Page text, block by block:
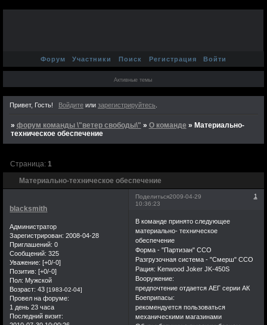
Форум Участники Поиск Регистрация Войти
Активные темы
Привет, Гость! Войдитеили зарегистрируйтесь
» форум команды \"ветер свободы\" » О команде » Материально-
техническое обеспечение
Материально-техническое обеспечение
Страница: 1
Поделиться 1
2009-04-29
10:36:23
blacksmith
Администратор
Зарегистрирован: 2008-04-28
Приглашений: 0
Сообщений: 325
Уважение: [+0/-0]
Позитив: [+0/-0]
Пол: Мужской
Возраст: 43[1983-02-04]
Провел на форуме:
1 день 23 часа
Последний визит:
В команде принято следующее
материально- техническое
обеспечение
Форма - "Партизан" ССО
Разгрузочная система - "Смерш" ССО
Рация: Kenwood Joker JK-450S
Вооружение:
предпочтение отдается АЕГ серии АК
Боеприпасы:
рекомендуется пользоваться
механическими магазинами